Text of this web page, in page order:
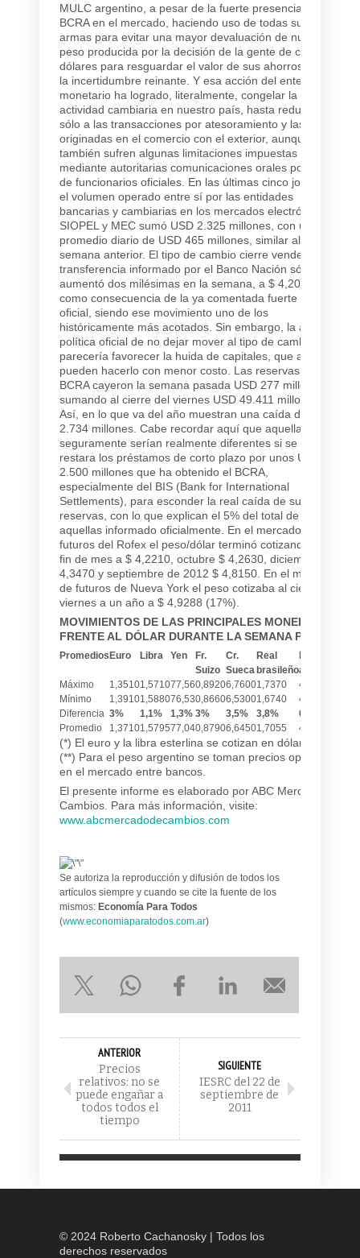
MULC argentino, a pesar de la fuerte presencia del
BCRA en el mercado, haciendo uso de todas sus
armas para evitar una mayor devaluación de nuestro
peso producida por la decisión de la gente de comprar
dólares para resguardar el valor de sus ahorros, ante
la incertidumbre reinante. Y esa acción del ente
monetario ha logrado, literalmente, congelar la
actividad cambiaria en nuestro país, hasta reducirla
sólo a las transacciones por atesoramiento y las
originadas en el comercio con el exterior, aunque éstas
también sufren algunas limitaciones impuestas
mediante autoritarias comunicaciones orales por parte
de funcionarios oficiales. En las últimas cinco jornadas
el volumen operado entre sí por las entidades
bancarias y cambiarias en los mercados electrónicos
SIOPEL y MEC sumó USD 2.325 millones, con un
promedio diario de USD 465 millones, similar al de la
semana anterior. El tipo de cambio cierre vendedor de
transferencia informado por el Banco Nación sólo
aumentó dos milésimas en la semana, a $ 4,2050,
como consecuencia de la ya comentada fuerte acción
oficial, siendo ese movimiento uno de los
históricamente más acotados. Sin embargo, la actual
política oficial de no dejar mover al tipo de cambio
parecería favorecer la huida de capitales, que así
pueden hacerlo con menor costo. Las reservas del
BCRA cayeron la semana pasada USD 277 millones,
sumando al cierre del viernes USD 49.411 millones.
Así, en lo que va del año muestran una caída de USD
2.734 millones. Cabe recordar aquí que aquellas cifras
seguramente serían realmente diferentes si se les
restara los préstamos de corto plazo por unos USD
2.500 millones que ha obtenido el BCRA,
especialmente del BIS (Bank for International
Settlements), para esconder la real caída de sus
reservas, con lo que explican el 5% del total de
aquellas informado oficialmente. En el mercado de
futuros del Rofex el peso/dólar terminó cotizando para
fin de mes a $ 4,2210, octubre $ 4,2630, diciembre $
4,3470 y septiembre de 2012 $ 4,8150. En el mercado
de futuros de Nueva York el peso cotizaba al cierre del
viernes a un año a $ 4,9288 (17%).
MOVIMIENTOS DE LAS PRINCIPALES MONEDAS
FRENTE AL DÓLAR DURANTE LA SEMANA PASADA
PromediosEuro Libra Yen
Fr.
Suizo
Cr.
Sueca
Real
brasileño
Peso
argentino
Máximo
1,35101,571077,560,89206,76001,7370
4,2070
Mínimo
1,39101,588076,530,86606,53001,6740
4,2020
Diferencia 3% 1,1% 1,3% 3% 3,5% 3,8%
0,1%
Promedio
1,37101,579577,040,87906,64501,7055 4,2045
(*) El euro y la libra esterlina se cotizan en dólares.
(**) Para el peso argentino se toman precios operados
en el mercado entre bancos.
El presente informe es elaborado por ABC Mercado de
Cambios. Para más información, visite:
www.abcmercadodecambios.com
Se autoriza la reproducción y difusión de todos los
artículos siempre y cuando se cite la fuente de los
mismos: Economía Para Todos
(www.economiaparatodos.com.ar)
ANTERIOR
Precios
relativos: no se
puede engañar a
todos todos el
tiempo
SIGUIENTE
IESRC del 22 de
septiembre de
2011
© 2024 Roberto Cachanosky | Todos los
derechos reservados